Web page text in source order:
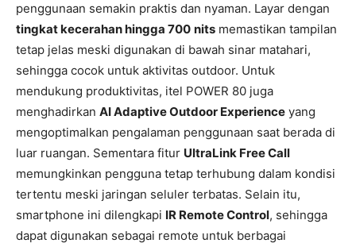
penggunaan semakin praktis dan nyaman. Layar dengan
tingkat kecerahan hingga 700 nits memastikan tampilan
tetap jelas meski digunakan di bawah sinar matahari,
sehingga cocok untuk aktivitas outdoor. Untuk
mendukung produktivitas, itel POWER 80 juga
menghadirkan AI Adaptive Outdoor Experience yang
mengoptimalkan pengalaman penggunaan saat berada di
luar ruangan. Sementara fitur UltraLink Free Call
memungkinkan pengguna tetap terhubung dalam kondisi
tertentu meski jaringan seluler terbatas. Selain itu,
smartphone ini dilengkapi IR Remote Control, sehingga
dapat digunakan sebagai remote untuk berbagai